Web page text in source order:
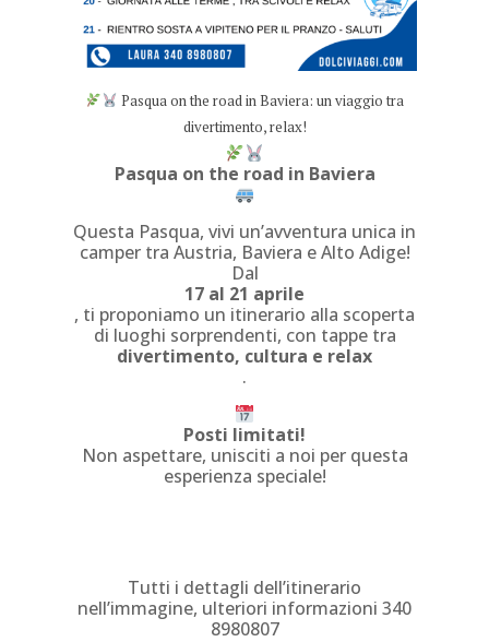
Pasqua on the road in Baviera: un viaggio tra
divertimento, relax!
Pasqua on the road in Baviera
Questa Pasqua, vivi un’avventura unica in
camper tra Austria, Baviera e Alto Adige!
Dal
17 al 21 aprile
, ti proponiamo un itinerario alla scoperta
di luoghi sorprendenti, con tappe tra
divertimento, cultura e relax
.
Posti limitati!
Non aspettare, unisciti a noi per questa
esperienza speciale!
Tutti i dettagli dell’itinerario
nell’immagine, ulteriori informazioni 340
8980807